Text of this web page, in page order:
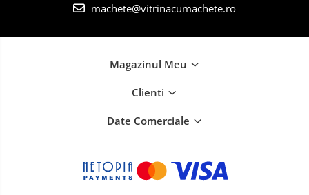
machete@vitrinacumachete.ro
Magazinul Meu
Clienti
Date Comerciale